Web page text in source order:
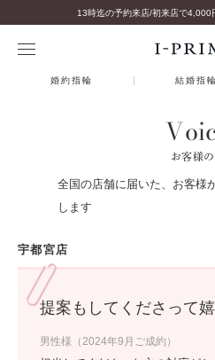
婚約指輪 結婚指輪
お客様
全国の店舗に届いた、お客様
します
宇都宮店
提案もしてくださって
男性様（2024年9月ご成約）